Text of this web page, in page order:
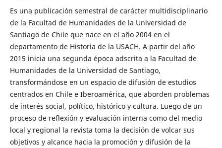
Es una publicación semestral de carácter multidisciplinario
de la Facultad de Humanidades de la Universidad de
Santiago de Chile que nace en el año 2004 en el
departamento de Historia de la USACH. A partir del año
2015 inicia una segunda época adscrita a la Facultad de
Humanidades de la Universidad de Santiago,
transformándose en un espacio de difusión de estudios
centrados en Chile e Iberoamérica, que aborden problemas
de interés social, político, histórico y cultura. Luego de un
proceso de reflexión y evaluación interna como del medio
local y regional la revista toma la decisión de volcar sus
objetivos y alcance hacia la promoción y difusión de la